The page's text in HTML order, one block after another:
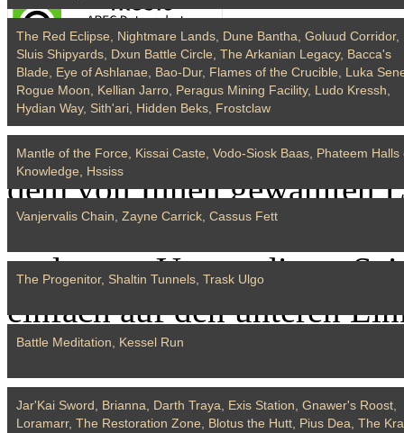
The Red Eclipse, Nightmare Lands, Dune Bantha, Goluud Corridor,
Sluis Shipyards, Dxun Battle Circle, The Arkanian Legacy, Bacca's
Blade, Eye of Ashlanae, Bao-Dur, Flames of the Crucible, Luka
Rogue Moon, Kellian Jarro, Peragus Mining Facility, Ludo Kressh,
Hydian Way, Sith'ari, Hidden Beks, Frostclaw
Mantle of the Force, Kissai Caste, Vodo-Siosk Baas, Phateem Halls
Knowledge, Hssiss
Vanjervalis Chain, Zayne Carrick, Cassus Fett
The Progenitor, Shaltin Tunnels, Trask Ulgo
Battle Meditation, Kessel Run
Jar'Kai Sword, Brianna, Darth Traya, Exis Station, Gnawer's Roost,
Loramarr, The Restoration Zone, Blotus the Hutt, Pius Dea, The
Sie sind im Begriff,
Diese Seite ist nicht dafür
dem von Ihnen gewählten
Hinweis dafür, dass Sie
verlassen. Um zu dieser
einfach auf den unteren
Nachrichteinfach.